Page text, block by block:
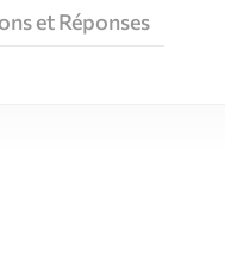
et Réponses